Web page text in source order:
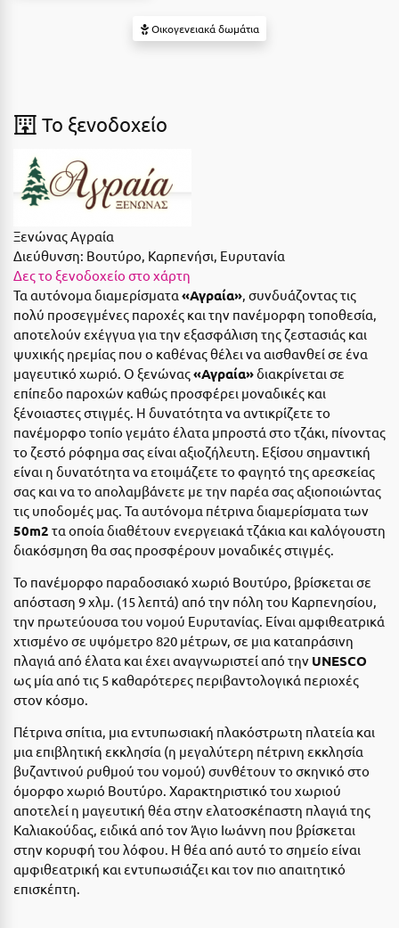
Ε
Ελάτη Αρκαδίας
Ελληνικό Αρκαδίας
Ελούντα Κρήτης
Ερέτρια
Ερμιόνη
Εύβοια
Ευρυτανία
Ζ
Ζαγοροχώρια
Ζάκυνθος
Η
Ηλεία
Ηράκλειο
Θ
Θάσος
Θεσσαλονίκη
Ι
Ιεράπετρα
Ικαρία
Οικογενειακά δωμάτια
To ξενοδοχείο
Ξενώνας Αγραία
Διεύθυνση: Βουτύρο, Καρπενήσι, Ευρυτανία
Δες το ξενοδοχείο στο χάρτη
Τα αυτόνομα διαμερίσματα «Αγραία», συνδυάζοντας τις
πολύ προσεγμένες παροχές και την πανέμορφη τοποθεσία,
αποτελούν εχέγγυα για την εξασφάλιση της ζεστασιάς και
ψυχικής ηρεμίας που ο καθένας θέλει να αισθανθεί σε ένα
μαγευτικό χωριό. Ο ξενώνας«Αγραία»διακρίνεται σε
επίπεδο παροχών καθώς προσφέρει μοναδικές και
ξένοιαστες στιγμές. Η δυνατότητα να αντικρίζετε το
πανέμορφο τοπίο γεμάτο έλατα μπροστά στο τζάκι, πίνοντας
το ζεστό ρόφημα σας είναι αξιοζήλευτη. Εξίσου σημαντική
είναι η δυνατότητα να ετοιμάζετε το φαγητό της αρεσκείας
σας και να το απολαμβάνετε με την παρέα σας αξιοποιώντας
τις υποδομές μας. Τα αυτόνομα πέτρινα διαμερίσματα των
50m2 τα οποία διαθέτουν ενεργειακά τζάκια και καλόγουστη
διακόσμηση θα σας προσφέρουν μοναδικές στιγμές.
Το πανέμορφο παραδοσιακό χωριό Βουτύρο, βρίσκεται σε
απόσταση 9 χλμ. (15 λεπτά) από την πόλη του Καρπενησίου,
την πρωτεύουσα του νομού Ευρυτανίας. Είναι αμφιθεατρικά
χτισμένο σε υψόμετρο 820 μέτρων, σε μια καταπράσινη
πλαγιά από έλατα και έχει αναγνωριστεί από την UNESCO
ως μία από τις 5 καθαρότερες περιβαντολογικά περιοχές
στον κόσμο.
Πέτρινα σπίτια, μια εντυπωσιακή πλακόστρωτη πλατεία και
μια επιβλητική εκκλησία (η μεγαλύτερη πέτρινη εκκλησία
βυζαντινού ρυθμού του νομού) συνθέτουν το σκηνικό στο
όμορφο χωριό Βουτύρο. Χαρακτηριστικό του χωριού
αποτελεί η μαγευτική θέα στην ελατοσκέπαστη πλαγιά της
Καλιακούδας, ειδικά από τον Άγιο Ιωάννη που βρίσκεται
στην κορυφή του λόφου. Η θέα από αυτό το σημείο είναι
αμφιθεατρική και εντυπωσιάζει και τον πιο απαιτητικό
επισκέπτη.